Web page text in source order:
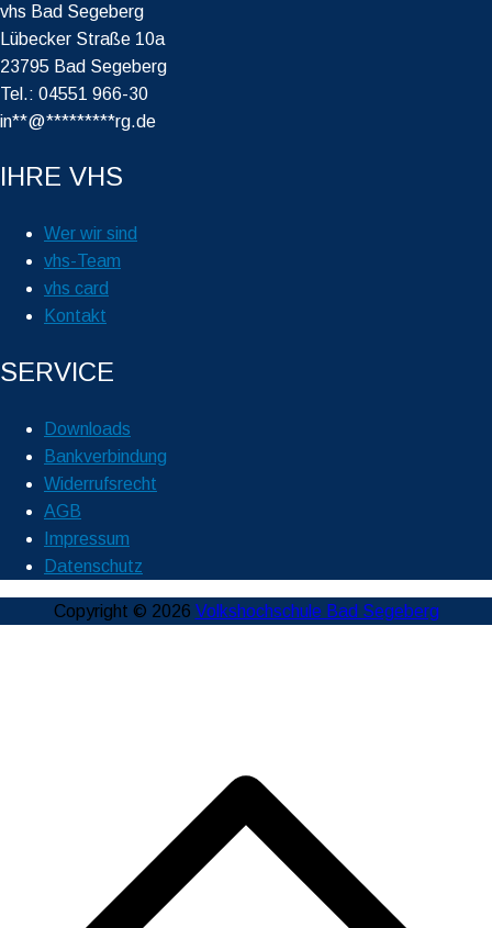
vhs Bad Segeberg
Lübecker Straße 10a
23795 Bad Segeberg
Tel.: 04551 966-30
in**@*********rg.de
IHRE VHS
Wer wir sind
vhs-Team
vhs card
Kontakt
SERVICE
Downloads
Bankverbindung
Widerrufsrecht
AGB
Impressum
Datenschutz
Copyright © 2026 Volkshochschule Bad Segeberg